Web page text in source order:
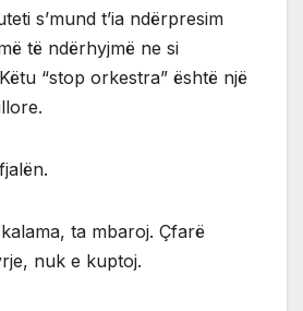
s’mund t’ia ndërpresim
të ndërhyjmë ne si
“stop orkestra” është një
ta mbaroj. Çfarë
nuk e kuptoj.